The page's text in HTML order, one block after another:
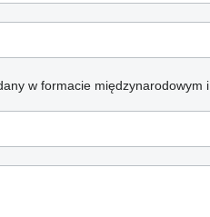
w formacie międzynarodowym